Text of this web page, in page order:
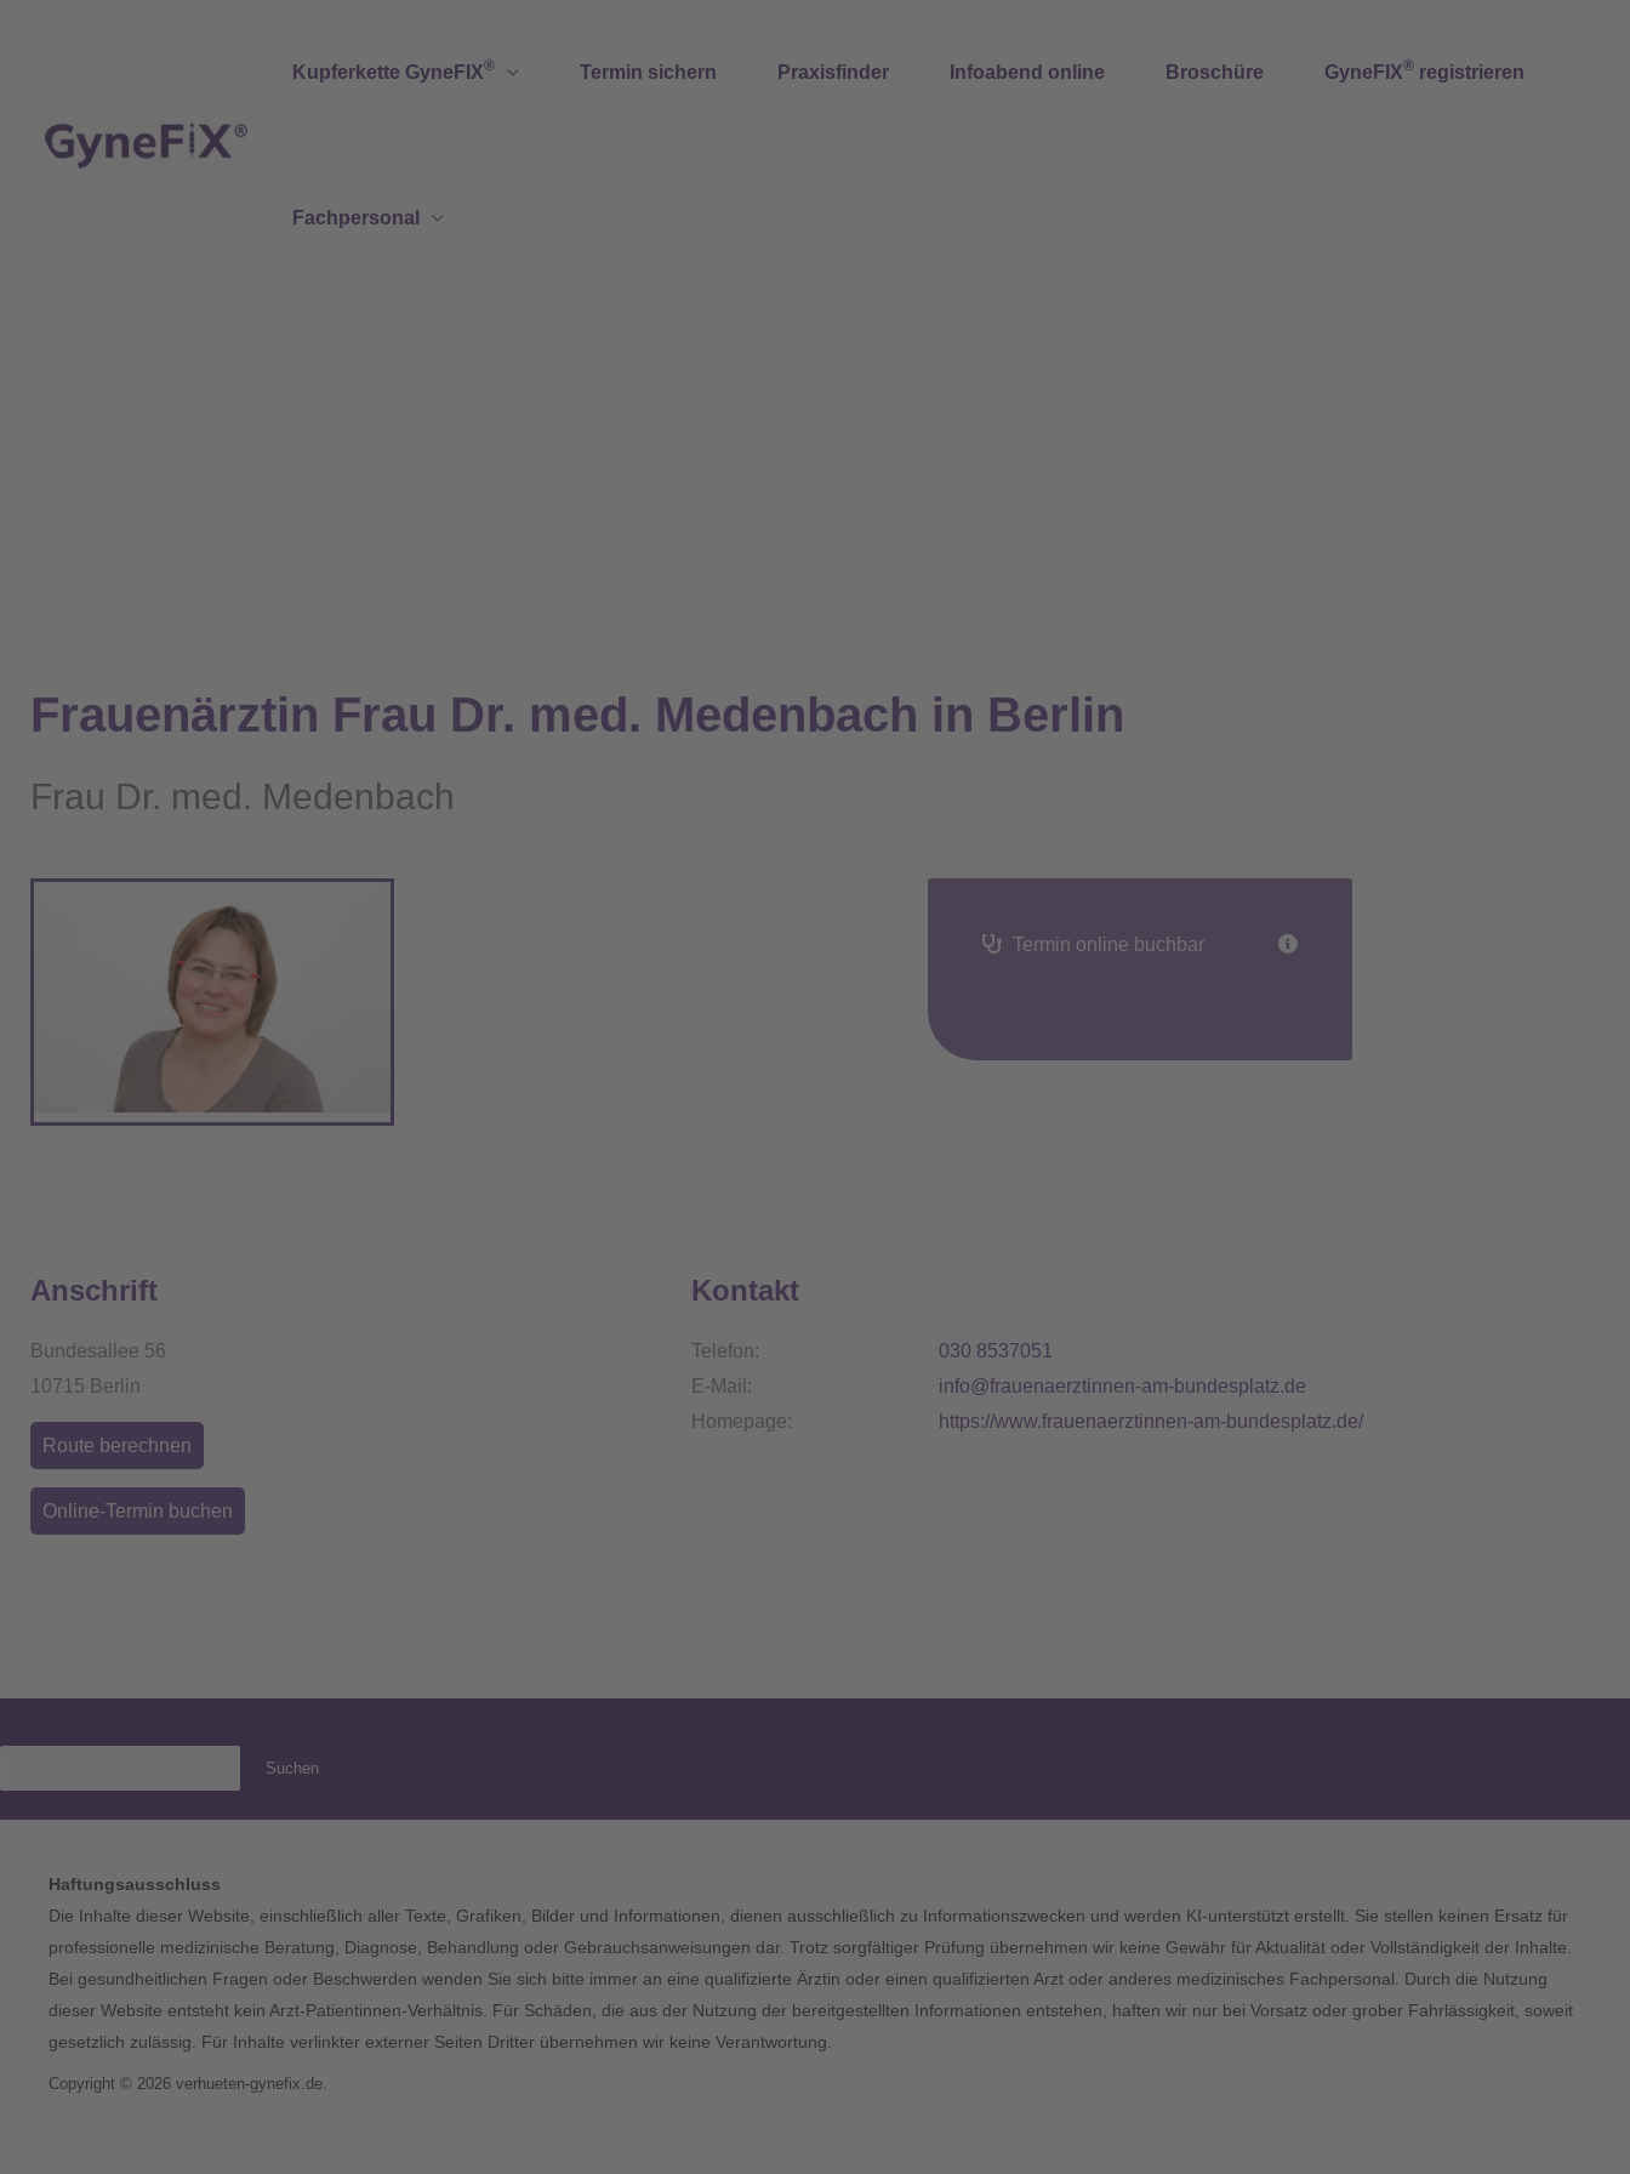
Kupferkette GyneFIX® Termin sichern Praxisfinder Infoabend online Broschüre GyneFIX® registrieren
Fachpersonal
Frauenärztin Frau Dr. med. Medenbach in Berlin
Frau Dr. med. Medenbach
Termin online buchbar
Anschrift
Bundesallee 56
10715 Berlin
Route berechnen
Online-Termin buchen
Kontakt
Telefon:
030 8537051
E-Mail:
info@frauenaerztinnen-am-bundesplatz.de
Homepage:
https://www.frauenaerztinnen-am-bundesplatz.de/
Suchen
Haftungsausschluss
Die Inhalte dieser Website, einschließlich aller Texte, Grafiken, Bilder und Informationen, dienen ausschließlich zu Informationszwecken und werden KI-unterstützt erstellt. Sie stellen keinen Ersatz für
professionelle medizinische Beratung, Diagnose, Behandlung oder Gebrauchsanweisungen dar. Trotz sorgfältiger Prüfung übernehmen wir keine Gewähr für Aktualität oder Vollständigkeit der Inhalte.
Bei gesundheitlichen Fragen oder Beschwerden wenden Sie sich bitte immer an eine qualifizierte Ärztin oder einen qualifizierten Arzt oder anderes medizinisches Fachpersonal. Durch die Nutzung
dieser Website entsteht kein Arzt-Patientinnen-Verhältnis. Für Schäden, die aus der Nutzung der bereitgestellten Informationen entstehen, haften wir nur bei Vorsatz oder grober Fahrlässigkeit, soweit
gesetzlich zulässig. Für Inhalte verlinkter externer Seiten Dritter übernehmen wir keine Verantwortung.
Copyright © 2026 verhueten-gynefix.de.